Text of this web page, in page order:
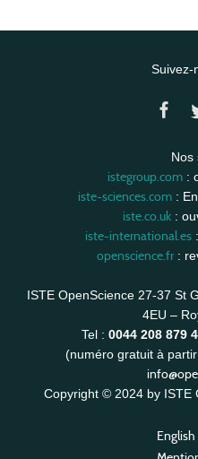
Suivez-
Nos
istegroup.com:
iste-sciences.com:
iste.co.uk :
iste-international.es:
openscience.fr:
ISTE OpenScience 27-37 St
4EU –
Tel : 0044 208 879
(numéro gratuit à partir
Copyright © 2024 by ISTE
English